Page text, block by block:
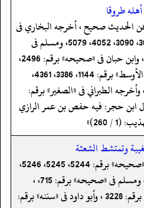
طروقا
الحدیث صحيح ، أخرجه البخاري فى
«صحيحه» برقم: 3089، 3090، 4052، 5079، ومسلم فى
«صحيحه» برقم: 715، وابن حبان فى «صحيحه» برقم: 2496،
وأخرجه الطبراني فى «الأوسط» برقم: 1144، 3386، 4361،
5189، 5744، وأخرجه الطبراني فى «الصغير» برقم:
207 ¤ قال ابن حجر: فيه حفص بن عمر الرازي
/ 260)»
وتمتشط الشعثة
«أخرجه البخاري فى «صحيحه» برقم: 5244، 5245، 5246،
5247، 5367، 6387، ومسلم فى «صحيحه» برقم: 715، ،
والنسائي فى «المجتبیٰ» برقم: 3228 ، وأبو داود فى «سننه» برقم: